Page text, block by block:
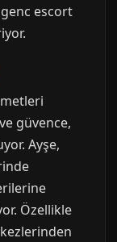
escort
güvence,
Ayşe,
Özellikle